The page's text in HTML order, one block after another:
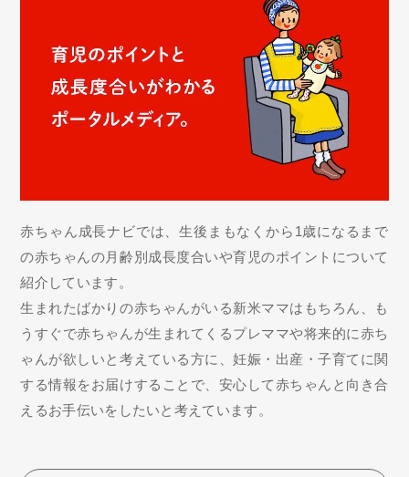
赤ちゃん成長ナビでは、生後まもなくから1歳になるまで
の赤ちゃんの月齢別成長度合いや育児のポイントについて
紹介しています。
生まれたばかりの赤ちゃんがいる新米ママはもちろん、も
うすぐで赤ちゃんが生まれてくるプレママや将来的に赤ち
ゃんが欲しいと考えている方に、妊娠・出産・子育てに関
する情報をお届けすることで、安心して赤ちゃんと向き合
えるお手伝いをしたいと考えています。